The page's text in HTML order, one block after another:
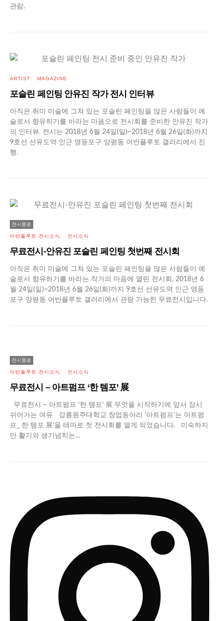
관람.
ARTIST MAGAZINE
포슬린 페인팅 안유진 작가 전시 인터뷰
아직은 취미 미술에 그쳐 있는 포슬린 페인팅을 많은 사람들이 예
술로서 향유하기를 바라는 마음으로 전시회를 준비한 안유진 작가
의 인터뷰. 전시는 2018년 6월 24일(일)~2018년 6월 26일(화)까지
9호선 선유도역 인근 영등포구 양평동 어반플루토 갤러리에서 진
행.
전시종료
어반플루토 전시소식 전시소식
무료전시-안유진 포슬린 페인팅 첫번째 전시회
아직은 취미 미술에 그쳐 있는 포슬린 페인팅을 많은 사람들이 예
술로서 향유하기를 바라는 작가의 마음에 열린 전시회, 2018년 6
월 24일(일)~2018년 6월 26일(화)까지 9호선 선유도역 인근 영등
포구 양평동 어반플루토 갤러리에서 관람 가능한 무료전시입니다.
전시종료
어반플루토 전시소식 전시소식
무료전시 – 아트펌프 ‘한 템포’ 展
무료전시 – 아트펌프 ‘한 템포’ 展 무엇을 시작하기에 앞서 잠시
쉬어가는 여유 강릉원주대학교 창업동아리 ‘아트펌프’는 아트펌
프_ 한 템포 展’을 테마로 첫 전시회를 열게 되었습니다. 미숙하지
만 활기와 생기넘치는…